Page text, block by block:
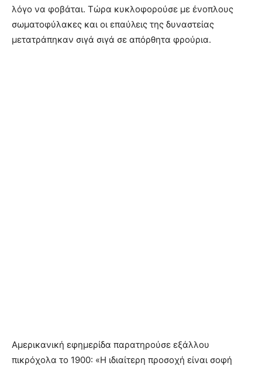
λόγο να φοβάται. Τώρα κυκλοφορούσε με ένοπλους
σωματοφύλακες και οι επαύλεις της δυναστείας
μετατράπηκαν σιγά σιγά σε απόρθητα φρούρια.
Αμερικανική εφημερίδα παρατηρούσε εξάλλου
πικρόχολα το 1900: «Η ιδιαίτερη προσοχή είναι σοφή